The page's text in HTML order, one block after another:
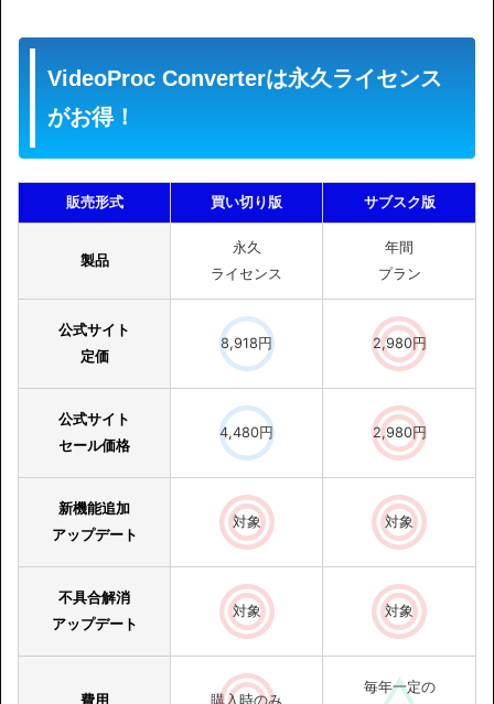
VideoProc Converterは永久ライセンス
がお得！
販売形式 買い切り版 サブスク版
製品
永久
ライセンス
年間
プラン
公式サイト
定価
8,918円 2,980円
公式サイト
セール価格
4,480円 2,980円
新機能追加
アップデート
対象 対象
不具合解消
アップデート
対象 対象
費用 購入時のみ
毎年一定の